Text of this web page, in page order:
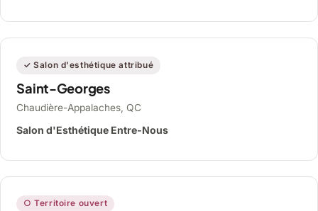
✓ Salon d'esthétique attribué
Saint-Georges
Chaudière-Appalaches, QC
Salon d'Esthétique Entre-Nous
○ Territoire ouvert